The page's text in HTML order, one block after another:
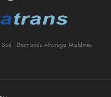
Diamonds Athuruga Maldives